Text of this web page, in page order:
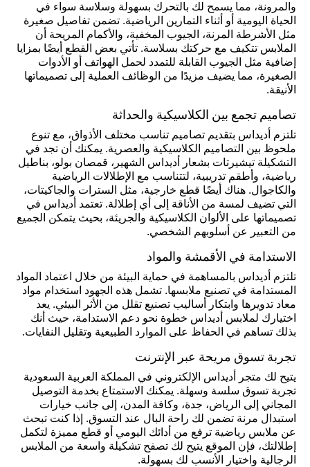
والمرونة، مما يسمح لك بالتحرك بسهولة وسلاسة سواء في
الحياة اليومية أو أثناء التمارين الرياضية. تضمن تفاصيل صغيرة
مثل الأشرطة المرنة، الجيوب المخفية، والأكمام المريحة أن
الملابس تتكيف مع حركتك بسلاسة. تأتي بعض القطع أيضًا بمزايا
إضافية مثل الجيوب القابلة للتمدد لحمل الهواتف أو الأدوات
الصغيرة، مما يضيف مزيدًا من الوظائف العملية إلى تصميماتها
الأنيقة.
تصاميم تجمع بين الكلاسيكية والحداثة
تلتزم أديداس بتقديم تصاميم تناسب مختلف الأذواق، مع تنوع
ملحوظ بين التصاميم الكلاسيكية والعصرية. يمكنك أن تجد في
التشكيلة تيشيرتات بشعار أديداس الشهير، قمصان بولو، بناطيل
رياضية، وأطقم تدريبية، لتتناسب مع الإطلالات الرياضية
والكاجوال. هناك أيضًا قطع خارجية، مثل السترات والجاكيتات،
التي تضيف لمسة من الأناقة إلى أي إطلالة. تعتمد أديداس في
تصميماتها على الألوان الكلاسيكية والجريئة، بحيث يتمكن الجميع
من التعبير عن أسلوبهم الشخصي.
الاستدامة في الأقمشة والمواد
تلتزم أديداس بالمساهمة في حماية البيئة من خلال اعتماد المواد
المستدامة في تصنيع ملابسها. تشمل هذه الجهود استخدام مواد
معاد تدويرها وابتكار أساليب تصنيع تقلل من الأثر البيئي. يعد
اختيارك لملابس أديداس خطوة نحو دعم الاستدامة، حيث أنك
بذلك تساهم في الحفاظ على الموارد الطبيعية وتقليل النفايات.
تجربة تسوق مريحة عبر الإنترنت
يتيح لك متجر أديداس الإلكتروني في المملكة العربية السعودية
تجربة تسوق سلسة وسهلة. يمكنك الاستمتاع بخدمة التوصيل
المجاني إلى الرياض، جدة، وكافة المدن، إلى جانب خيارات
استبدال مرنة تضمن لك راحة البال عند التسوق. إذا كنت تبحث
عن ملابس رياضية ترفع من أدائك اليومي أو قطع مميزة لتكمل
إطلالتك، فإن الموقع يتيح لك تصفح تشكيلة واسعة من الملابس
الرجالية واختيار الأنسب لك بسهولة.